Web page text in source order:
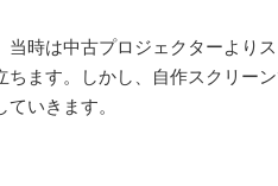
時は中古プロジェクターより
ます。しかし、自作スクリー
いきます。